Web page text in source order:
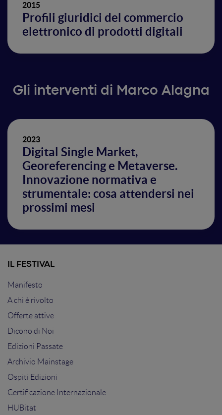
2015
Profili giuridici del commercio
elettronico di prodotti digitali
Gli interventi di Marco Alagna
2023
Digital Single Market,
Georeferencing e Metaverse.
Innovazione normativa e
strumentale: cosa attendersi nei
prossimi mesi
IL FESTIVAL
Manifesto
A chi è rivolto
Offerte attive
Dicono di Noi
Edizioni Passate
Archivio Mainstage
Ospiti Edizioni
Certificazione Internazionale
HUBitat